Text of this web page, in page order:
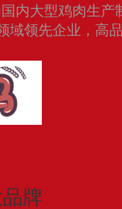
国内大型鸡肉生
域领先企业，高
牌